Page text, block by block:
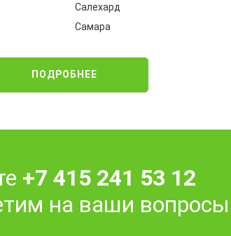
Салехард
Самара
ПОДРОБНЕЕ
+7 415 241 53 12
на ваши вопросы